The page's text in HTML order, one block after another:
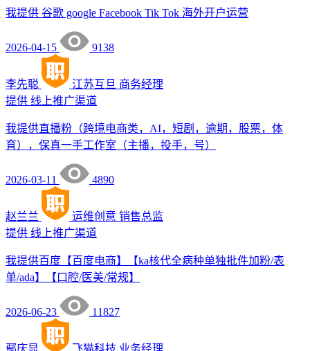
我提供 谷歌 google Facebook Tik Tok 海外开户运营
2026-04-15 9138
李先聪 江苏互旦 商务经理
提供 线上推广渠道
我提供直播粉（跨境电商类，AI，短剧，逾期，股票，体
育），保真一手工作室（主播，投手，号）
2026-03-11 4890
赵兰兰 运维创意 销售总监
提供 线上推广渠道
我提供百度【百度电商】【ka核代全病种单独批件加粉/表
单/ada】【口腔/医美/常规】
2026-06-23 11827